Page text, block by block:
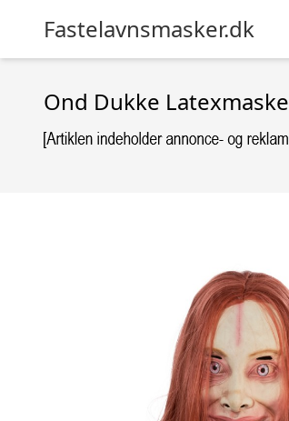
Fastelavnsmasker.dk
Ond Dukke Latexmaske